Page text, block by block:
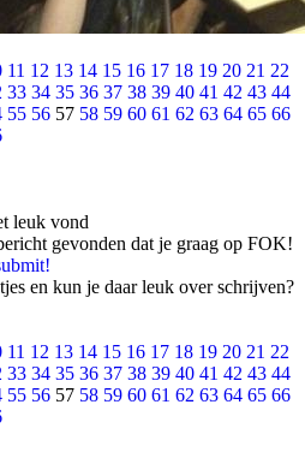
11 12 13 14 15 16 17 18 19 20 21 22
33 34 35 36 37 38 39 40 41 42 43 44
55 56 57 58 59 60 61 62 63 64 65 66
leuk vond
gevonden dat je graag op FOK!
en kun je daar leuk over schrijven?
11 12 13 14 15 16 17 18 19 20 21 22
33 34 35 36 37 38 39 40 41 42 43 44
55 56 57 58 59 60 61 62 63 64 65 66